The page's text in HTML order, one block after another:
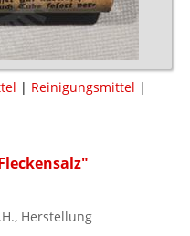
| Reinigungsmittel |
Herstellung